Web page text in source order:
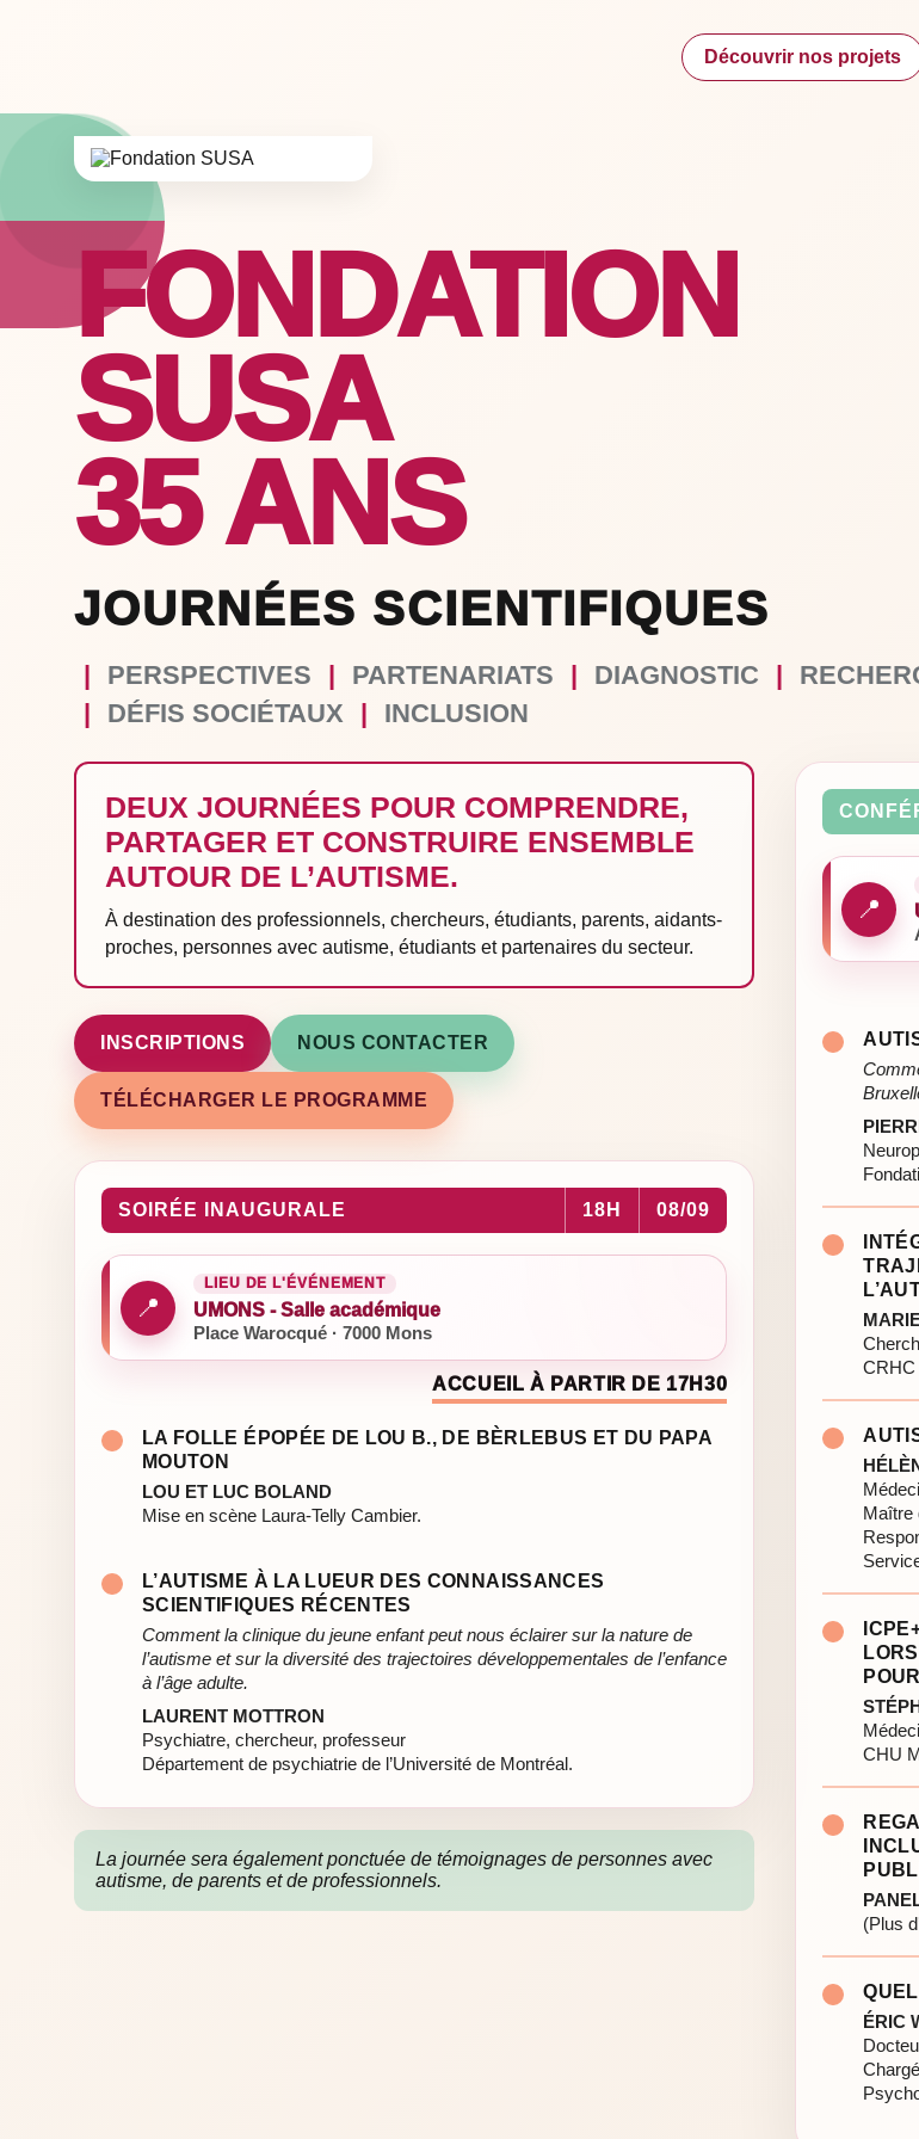
Découvrir nos projets
FONDATION
SUSA
35 ANS
JOURNÉES SCIENTIFIQUES
| PERSPECTIVES | PARTENARIATS | DIAGNOSTIC |
|
DÉFIS SOCIÉTAUX | INCLUSION
DEUX JOURNÉES POUR COMPRENDRE,
PARTAGER ET CONSTRUIRE ENSEMBLE
AUTOUR DE L’AUTISME.
À destination des professionnels, chercheurs, étudiants, parents, aidants-
proches, personnes avec autisme, étudiants et partenaires du secteur.
INSCRIPTIONS NOUS CONTACTER
TÉLÉCHARGER LE PROGRAMME
SOIRÉE INAUGURALE 18H 08/09
📍
LIEU DE L'ÉVÉNEMENT
UMONS - Salle académique
Place Warocqué · 7000 Mons
ACCUEIL À PARTIR DE 17H30
LA FOLLE ÉPOPÉE DE LOU B., DE BÈRLEBUS ET DU PAPA
MOUTON
LOU ET LUC BOLAND
Mise en scène Laura-Telly Cambier.
L’AUTISME À LA LUEUR DES CONNAISSANCES
SCIENTIFIQUES RÉCENTES
Comment la clinique du jeune enfant peut nous éclairer sur la nature de
l’autisme et sur la diversité des trajectoires développementales de l’enfance
à l’âge adulte.
LAURENT MOTTRON
Psychiatre, chercheur, professeur
Département de psychiatrie de l’Université de Montréal.
La journée sera également ponctuée de témoignages de personnes avec
autisme, de parents et de professionnels.
📍
CRHC
Maître
CHU
(Plus
ÉRIC